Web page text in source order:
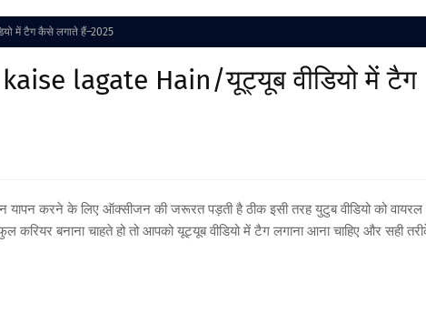
में टैग कैसे लगाते हैं–2025
lagate Hain/यूट्यूब वीडियो में टैग
यापन करने के लिए ऑक्सीजन की जरूरत पड़ती है ठीक इसी तरह युटुब वीडियो को वायरल
बनाना चाहते हो तो आपको यूट्यूब वीडियो में टैग लगाना आना चाहिए और सही